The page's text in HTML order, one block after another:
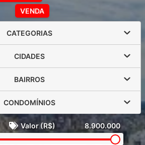
VENDA
CATEGORIAS
CIDADES
BAIRROS
CONDOMÍNIOS
Valor (R$) 8.900.000